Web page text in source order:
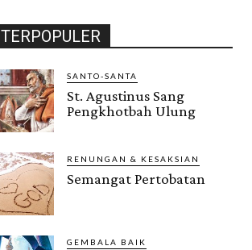
TERPOPULER
SANTO-SANTA
St. Agustinus Sang
Pengkhotbah Ulung
RENUNGAN & KESAKSIAN
Semangat Pertobatan
GEMBALA BAIK